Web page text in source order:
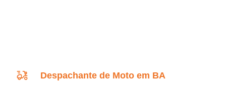
Despachante de Moto em BA